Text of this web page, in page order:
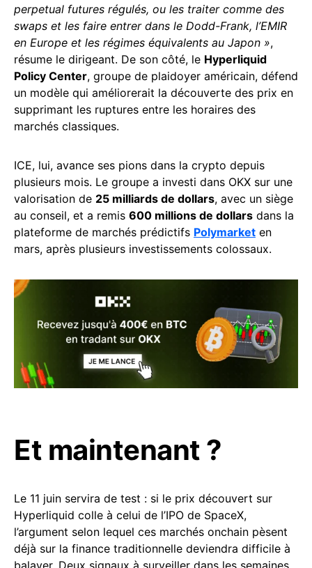
perpetual futures régulés, ou les traiter comme des
swaps et les faire entrer dans le Dodd-Frank, l’EMIR
en Europe et les régimes équivalents au Japon »,
résume le dirigeant. De son côté, le Hyperliquid
Policy Center, groupe de plaidoyer américain, défend
un modèle qui améliorerait la découverte des prix en
supprimant les ruptures entre les horaires des
marchés classiques.
ICE, lui, avance ses pions dans la crypto depuis
plusieurs mois. Le groupe a investi dans OKX sur une
valorisation de 25 milliards de dollars, avec un siège
au conseil, et a remis 600 millions de dollars dans la
plateforme de marchés prédictifs Polymarket en
mars, après plusieurs investissements colossaux.
Et maintenant ?
Le 11 juin servira de test : si le prix découvert sur
Hyperliquid colle à celui de l’IPO de SpaceX,
l’argument selon lequel ces marchés onchain pèsent
déjà sur la finance traditionnelle deviendra difficile à